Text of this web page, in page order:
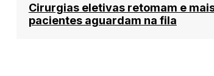
Cirurgias eletivas retomam e mais
pacientes aguardam na fila